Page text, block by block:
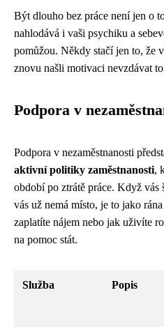
Být dlouho bez práce není jen o
nahlodává i vaši psychiku a
pomůžou. Někdy stačí jen to, že
znovu našli motivaci nevzdávat
Podpora v
Podpora v nezaměstnanosti
aktivní politiky zaměstnanosti,
období po ztrátě práce. Když vás
vás už nemá místo, je to jako
zaplatíte nájem nebo jak uživíte
na pomoc stát.
Služba Popis